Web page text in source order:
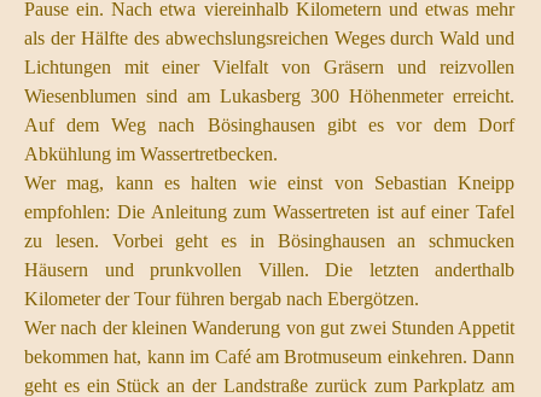
Pause ein. Nach etwa viereinhalb Kilometern und etwas mehr
als der Hälfte des abwechslungsreichen Weges durch Wald und
Lichtungen mit einer Vielfalt von Gräsern und reizvollen
Wiesenblumen sind am Lukasberg 300 Höhenmeter erreicht.
Auf dem Weg nach Bösinghausen gibt es vor dem Dorf
Abkühlung im Wassertretbecken.
Wer mag, kann es halten wie einst von Sebastian Kneipp
empfohlen: Die Anleitung zum Wassertreten ist auf einer Tafel
zu lesen. Vorbei geht es in Bösinghausen an schmucken
Häusern und prunkvollen Villen. Die letzten anderthalb
Kilometer der Tour führen bergab nach Ebergötzen.
Wer nach der kleinen Wanderung von gut zwei Stunden Appetit
bekommen hat, kann im Café am Brotmuseum einkehren. Dann
geht es ein Stück an der Landstraße zurück zum Parkplatz am